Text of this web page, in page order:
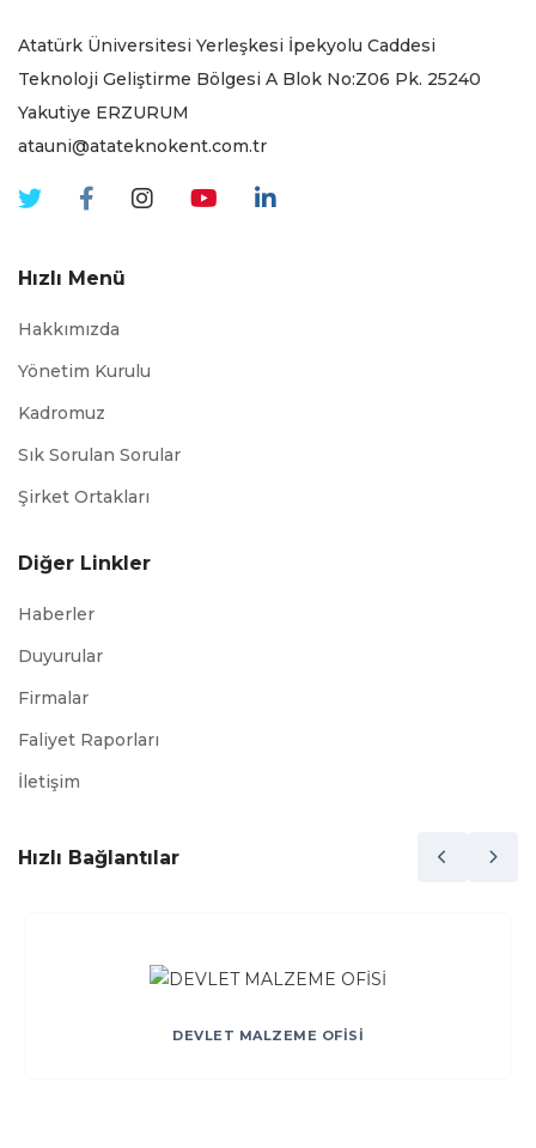
Atatürk Üniversitesi Yerleşkesi İpekyolu Caddesi
Teknoloji Geliştirme Bölgesi A Blok No:Z06 Pk. 25240
Yakutiye ERZURUM
atauni@atateknokent.com.tr
Hızlı Menü
Hakkımızda
Yönetim Kurulu
Kadromuz
Sık Sorulan Sorular
Şirket Ortakları
Diğer Linkler
Haberler
Duyurular
Firmalar
Faliyet Raporları
İletişim
Hızlı Bağlantılar
DEVLET MALZEME OFİSİ